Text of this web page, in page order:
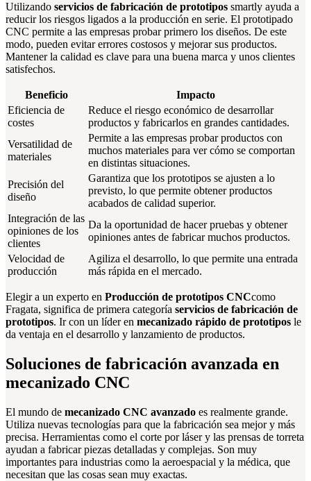
Utilizando servicios de fabricación de prototipos smartly ayuda a
reducir los riesgos ligados a la producción en serie. El prototipado
CNC permite a las empresas probar primero los diseños. De este
modo, pueden evitar errores costosos y mejorar sus productos.
Mantener la calidad es clave para una buena marca y unos clientes
satisfechos.
Beneficio
Impacto
Eficiencia de
costes
Reduce el riesgo económico de desarrollar
productos y fabricarlos en grandes cantidades.
Versatilidad de
materiales
Permite a las empresas probar productos con
muchos materiales para ver cómo se comportan
en distintas situaciones.
Precisión del
diseño
Garantiza que los prototipos se ajusten a lo
previsto, lo que permite obtener productos
acabados de calidad superior.
Integración de las
opiniones de los
clientes
Da la oportunidad de hacer pruebas y obtener
opiniones antes de fabricar muchos productos.
Velocidad de
producción
Agiliza el desarrollo, lo que permite una entrada
más rápida en el mercado.
Elegir a un experto en Producción de prototipos CNCcomo
Fragata, significa de primera categoría servicios de fabricación de
prototipos. Ir con un líder en mecanizado rápido de prototipos le
da ventaja en el desarrollo y lanzamiento de productos.
Soluciones de fabricación avanzada en
mecanizado CNC
El mundo de mecanizado CNC avanzado es realmente grande.
Utiliza nuevas tecnologías para que la fabricación sea mejor y más
precisa. Herramientas como el corte por láser y las prensas de torreta
ayudan a fabricar piezas detalladas y complejas. Son muy
importantes para industrias como la aeroespacial y la médica, que
necesitan que las cosas sean muy exactas.